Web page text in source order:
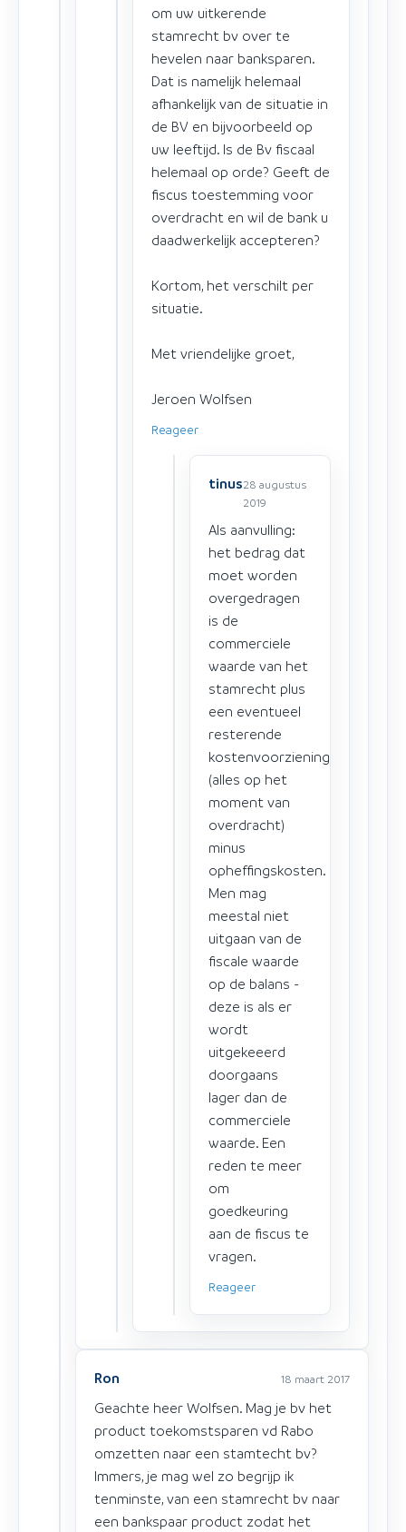
om uw uitkerende
stamrecht bv over te
hevelen naar banksparen.
Dat is namelijk helemaal
afhankelijk van de situatie in
de BV en bijvoorbeeld op
uw leeftijd. Is de Bv fiscaal
helemaal op orde? Geeft de
fiscus toestemming voor
overdracht en wil de bank u
daadwerkelijk accepteren?
Kortom, het verschilt per
situatie.
Met vriendelijke groet,
Jeroen Wolfsen
Reageer
tinus28 augustus
2019
Als aanvulling:
het bedrag dat
moet worden
overgedragen
is de
commerciele
waarde van het
stamrecht plus
een eventueel
resterende
kostenvoorziening
(alles op het
moment van
overdracht)
minus
opheffingskosten.
Men mag
meestal niet
uitgaan van de
fiscale waarde
op de balans -
deze is als er
wordt
uitgekeeerd
doorgaans
lager dan de
commerciele
waarde. Een
reden te meer
om
goedkeuring
aan de fiscus te
vragen.
Reageer
Ron 18 maart 2017
Geachte heer Wolfsen. Mag je bv het
product toekomstsparen vd Rabo
omzetten naar een stamtecht bv?
Immers, je mag wel zo begrijp ik
tenminste, van een stamrecht bv naar
een bankspaar product zodat het